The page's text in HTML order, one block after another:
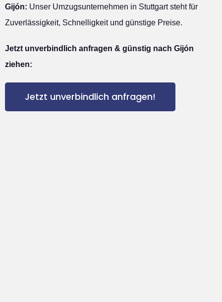
Gijón: Unser Umzugsunternehmen in Stuttgart steht für
Zuverlässigkeit, Schnelligkeit und günstige Preise.
Jetzt unverbindlich anfragen & günstig nach Gijón
ziehen:
Jetzt unverbindlich anfragen!